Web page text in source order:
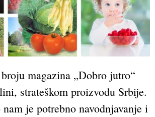
magazina „Dobro jutro“
strateškom proizvodu Srbije.
je potrebno navodnjavanje i